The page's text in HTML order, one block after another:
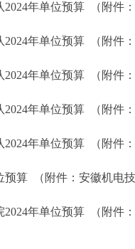
年单位预算 （附件：
年单位预算 （附件：
年单位预算 （附件：
年单位预算 （附件：
年单位预算 （附件：
预算 （附件： 安徽机电
年单位预算 （附件：